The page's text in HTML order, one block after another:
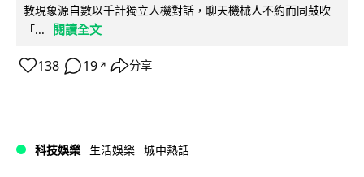
教現象源自數以千計獨立人機對話，聊天機械人不約而同鼓吹
「...
閱讀全文
138 19 ↗ 分享
科技娛樂 生活娛樂 城中熱話